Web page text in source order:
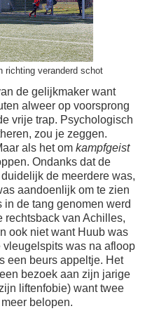
richting veranderd schot
de gelijkmaker want
alweer op voorsprong
vrije trap. Psychologisch
zou je zeggen.
als het om kampfgeist
Ondanks dat de
de meerdere was,
aandoenlijk om te zien
in de tang genomen werd
rechtsback van Achilles,
ook niet want Huub was
was na afloop
een beurs appeltje. Het
bezoek aan zijn jarige
liftenfobie) want twee
belopen.